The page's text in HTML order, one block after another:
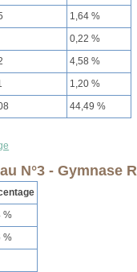
1,64 %
0,22 %
4,58 %
1,20 %
44,49 %
N°3 - Gymnase
%
%